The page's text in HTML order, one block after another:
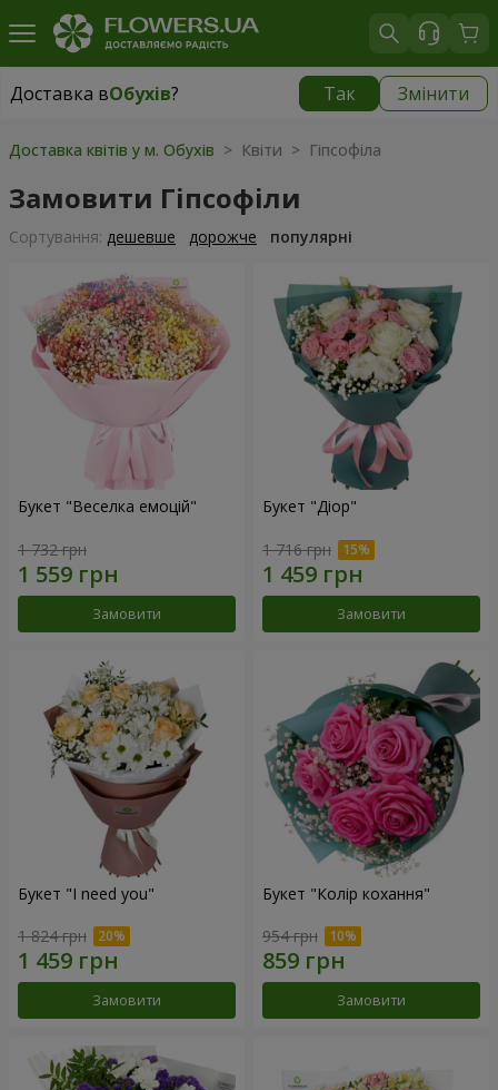
Доставка вОбухів? Так Змінити
Доставка вОбухів|
Доставка квітів у м. Обухів > Квіти > Гіпсофіла
Замовити Гіпсофіли
Сортування: дешевше дорожче популярні
Букет "Веселка емоцій"
1 732 грн
Замовити
Букет "Діор"
1 716 грн
Замовити
Букет "I need you"
1 824 грн
Замовити
Букет "Колір кохання"
954 грн
Замовити